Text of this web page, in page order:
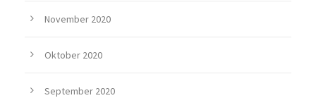
November 2020
Oktober 2020
September 2020